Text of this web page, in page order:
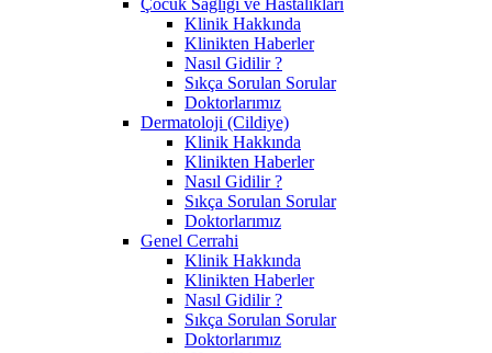
Klinik Hakkında
Klinikten Haberler
Nasıl Gidilir ?
Sıkça Sorulan Sorular
Doktorlarımız
Dermatoloji (Cildiye)
Klinik Hakkında
Klinikten Haberler
Nasıl Gidilir ?
Sıkça Sorulan Sorular
Doktorlarımız
Genel Cerrahi
Klinik Hakkında
Klinikten Haberler
Nasıl Gidilir ?
Sıkça Sorulan Sorular
Doktorlarımız